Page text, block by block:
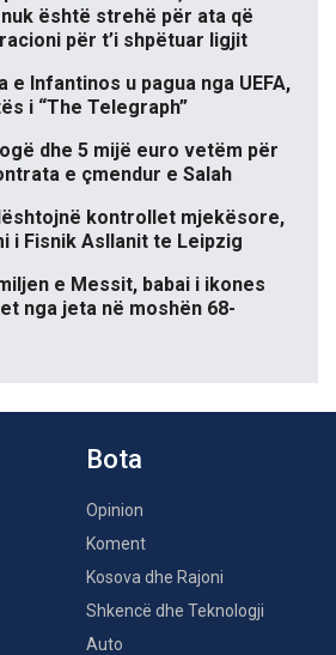
është strehë për ata që
për t’i shpëtuar ligjit
e Infantinos u pagua nga UEFA,
i “The Telegraph”
dhe 5 mijë euro vetëm për
e çmendur e Salah
kontrollet mjekësore,
i Fisnik Asllanit te Leipzig
e Messit, babai i ikones
nga jeta në moshën 68-
Bota
Opinion
Koment
Kosova dhe Rajoni
Shkencë dhe Teknologji
Auto